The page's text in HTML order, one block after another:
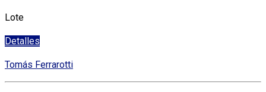
Lote
Detalles
Tomás Ferrarotti